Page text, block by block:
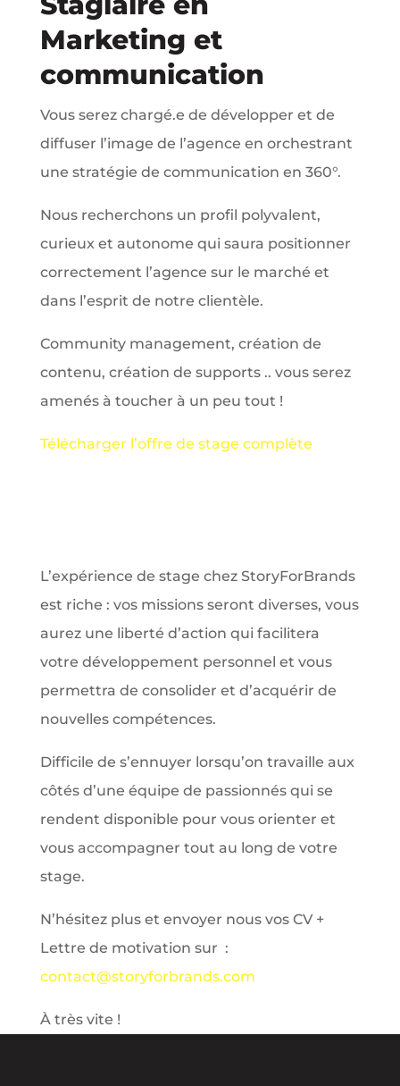
Marketing et
communication
Vous serez chargé.e de développer et de
diffuser l’image de l’agence en orchestrant
une stratégie de communication en 360°.
Nous recherchons un profil polyvalent,
curieux et autonome qui saura positionner
correctement l’agence sur le marché et
dans l’esprit de notre clientèle.
Community management, création de
contenu, création de supports .. vous serez
amenés à toucher à un peu tout !
Télécharger l’offre de stage complète
L’expérience de stage chez StoryForBrands
est riche : vos missions seront diverses, vous
aurez une liberté d’action qui facilitera
votre développement personnel et vous
permettra de consolider et d’acquérir de
nouvelles compétences.
Difficile de s’ennuyer lorsqu’on travaille aux
côtés d’une équipe de passionnés qui se
rendent disponible pour vous orienter et
vous accompagner tout au long de votre
stage.
N’hésitez plus et envoyer nous vos CV +
Lettre de motivation sur :
contact@storyforbrands.com
À très vite !